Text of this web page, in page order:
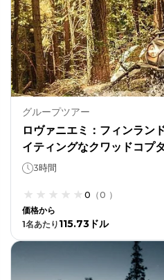
グループツアー
ロヴァニエミ：フィンラン
イティングなクワッドコプ
3時間
0 （0 ）
価格から
1名あたり 115.73ドル